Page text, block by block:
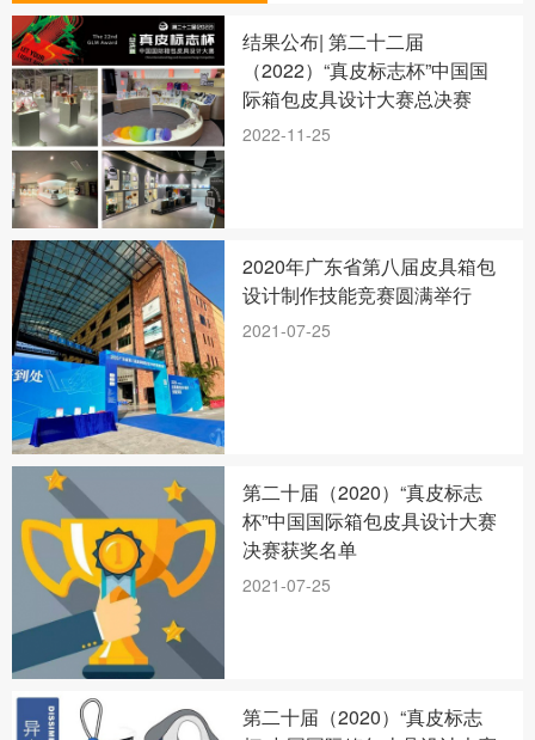
结果公布| 第二十二届
（2022）“真皮标志杯”中国国
际箱包皮具设计大赛总决赛
2022-11-25
2020年广东省第八届皮具箱包
设计制作技能竞赛圆满举行
2021-07-25
第二十届（2020）“真皮标志
杯”中国国际箱包皮具设计大赛
决赛获奖名单
2021-07-25
第二十届（2020）“真皮标志